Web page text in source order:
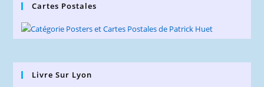
Cartes Postales
Livre Sur Lyon